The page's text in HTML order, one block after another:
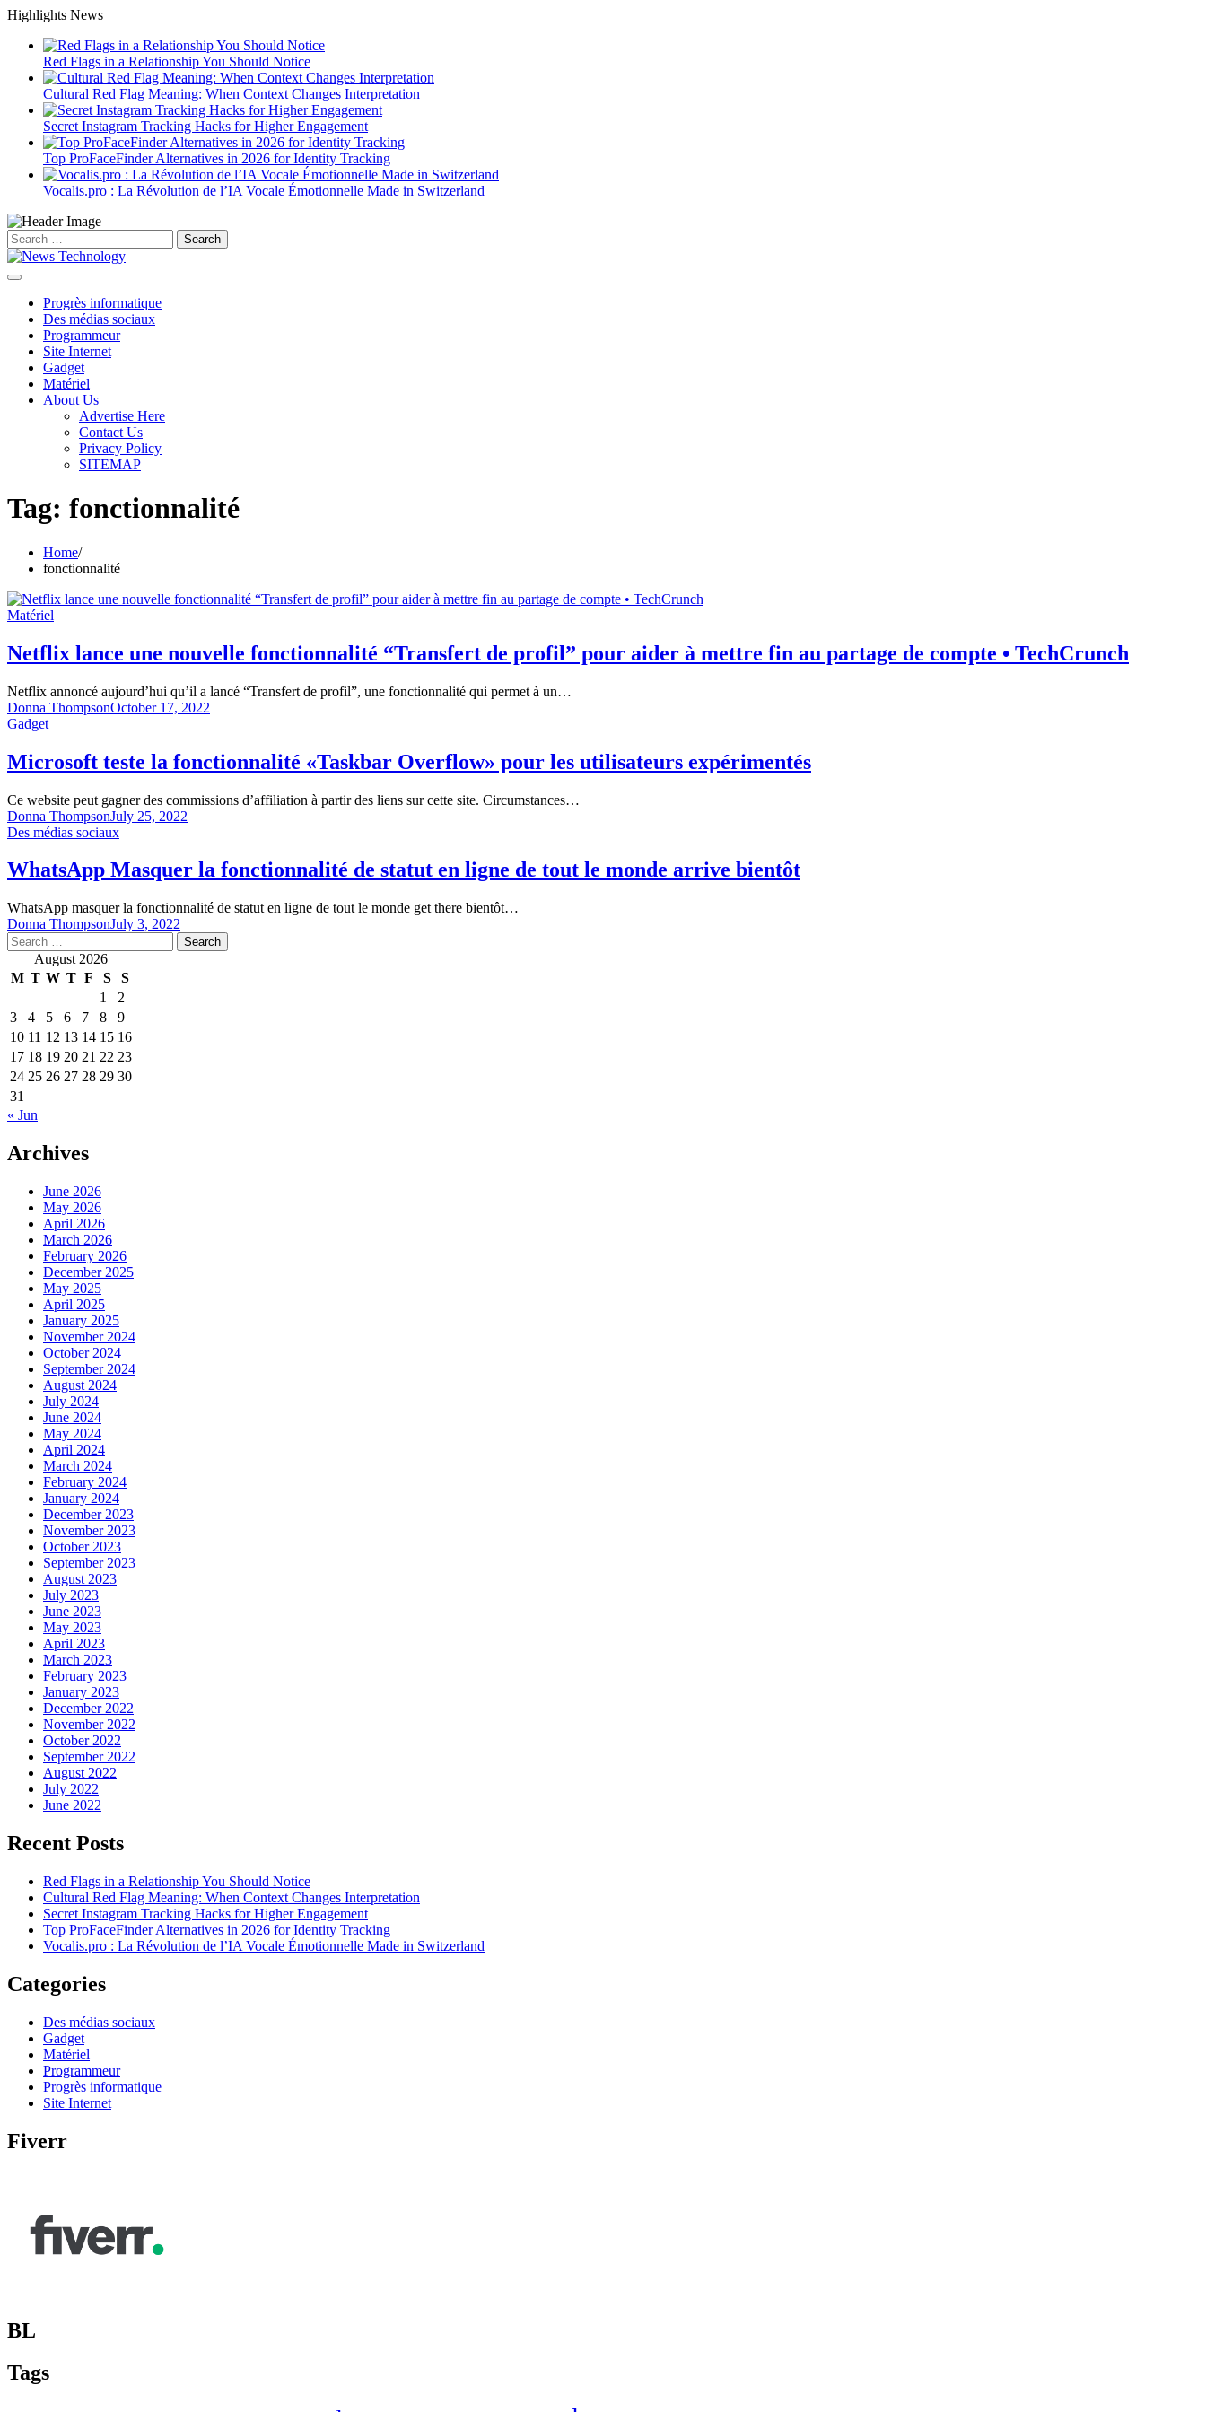
Skip
content
Highlights News
Red Flags in a Relationship You Should Notice
Cultural Red Flag Meaning: When Context Changes Interpretation
Secret Instagram Tracking Hacks for Higher Engagement
Top ProFaceFinder Alternatives in 2026 for Identity Tracking
Vocalis.pro : La Révolution de l’IA Vocale Émotionnelle Made in Switzerland
Search
for:
Progrès informatique
Des médias sociaux
Programmeur
Site Internet
Gadget
Matériel
About Us
Advertise Here
Contact Us
Privacy Policy
SITEMAP
Tag: fonctionnalité
Home
fonctionnalité
Matériel
Netflix lance une nouvelle fonctionnalité “Transfert de profil” pour aider à mettre fin au partage de compte • TechCrunch
Netflix annoncé aujourd’hui qu’il a lancé “Transfert de profil”, une fonctionnalité qui permet à un…
Donna ThompsonOctober 17, 2022
Gadget
Microsoft teste la fonctionnalité «Taskbar Overflow» pour les utilisateurs expérimentés
Ce website peut gagner des commissions d’affiliation à partir des liens sur cette site. Circumstances…
Donna ThompsonJuly 25, 2022
Des médias sociaux
WhatsApp Masquer la fonctionnalité de statut en ligne de tout le monde arrive bientôt
WhatsApp masquer la fonctionnalité de statut en ligne de tout le monde get there bientôt…
Donna ThompsonJuly 3, 2022
Search
for: August 2026
M T W T F S
S
1
2
3
4 5 6 7 8
9
10 11 12 13 14 15 16
17 18 19 20 21 22 23
24 25 26 27 28 29 30
31
« Jun
Archives
June 2026
May 2026
April 2026
March 2026
February 2026
December 2025
May 2025
April 2025
January 2025
November 2024
October 2024
September 2024
August 2024
July 2024
June 2024
May 2024
April 2024
March 2024
February 2024
January 2024
December 2023
November 2023
October 2023
September 2023
August 2023
July 2023
June 2023
May 2023
April 2023
March 2023
February 2023
January 2023
December 2022
November 2022
October 2022
September 2022
August 2022
July 2022
June 2022
Recent Posts
Red Flags in a Relationship You Should Notice
Cultural Red Flag Meaning: When Context Changes Interpretation
Secret Instagram Tracking Hacks for Higher Engagement
Top ProFaceFinder Alternatives in 2026 for Identity Tracking
Vocalis.pro : La Révolution de l’IA Vocale Émotionnelle Made in Switzerland
Categories
Des médias sociaux
Gadget
Matériel
Programmeur
Progrès informatique
Site Internet
Fiverr
BL
Tags